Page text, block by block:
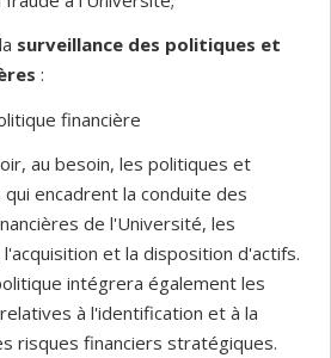
surveillance des politiques et
:
financière
au besoin, les politiques et
encadrent la conduite des
de l'Université, les
et la disposition d'actifs.
intégrera également les
à l'identification et à la
risques financiers stratégiques.